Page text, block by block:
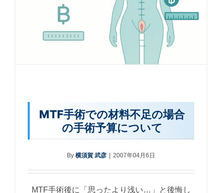
MTF手術での材料不足の場合
の手術予算について
By 横須賀 武彦 | 2007年04月6日
MTF手術後に「思ったより浅い…」と後悔し